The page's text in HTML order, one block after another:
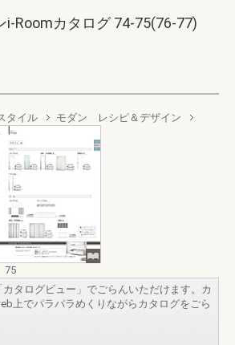
i-Roomカタログ 74-75(76-77)
タイル モダン レシピ＆デザイン
75
タログビュー」でごらんいただけます。カ
上でパラパラめくりながらカタログをごら